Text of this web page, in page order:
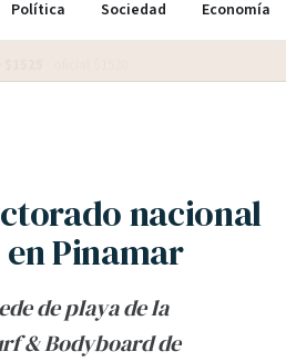
Política Sociedad Economía
nacional
Pinamar
de playa de la
& Bodyboard de